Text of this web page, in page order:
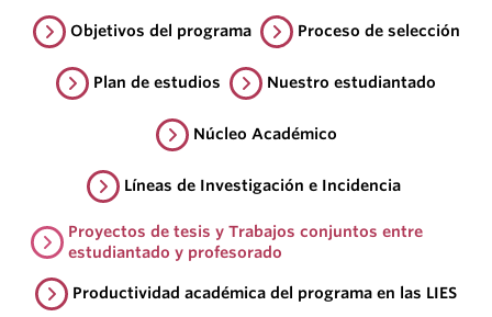
Objetivos del programa Proceso de selección
Plan de estudios Nuestro estudiantado
Núcleo Académico
Líneas de Investigación e Incidencia
Proyectos de tesis y Trabajos conjuntos entre
estudiantado y profesorado
Productividad académica del programa en las LIES